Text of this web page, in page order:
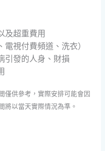
及超重費用
視付費頻道、洗衣）
引發的人身、財損
僅供參考，實際安排可能會因
將以當天實際情況為準。